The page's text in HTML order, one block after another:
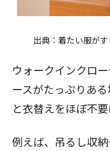
出典： 着たい服が
ウォークインクロ
ースがたっぷりあ
と衣替えをほぼ不要
例えば、吊るし収